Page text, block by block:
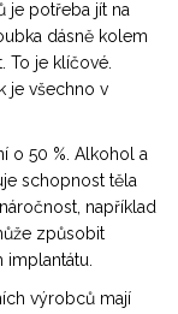
je potřeba jít na
dásně kolem
To je klíčové.
je všechno v
o 50 %. Alkohol a
schopnost těla
například
způsobit
výrobců mají